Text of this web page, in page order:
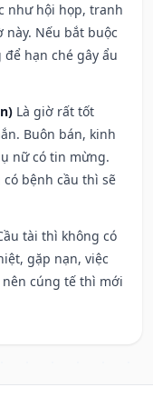
như hội họp, tranh
Nếu bắt buộc
hạn ché gây ẩu
Là giờ rất tốt
Buôn bán, kinh
nữ có tin mừng.
bệnh cầu thì sẽ
tài thì không có
gặp nạn, việc
cúng tế thì mới